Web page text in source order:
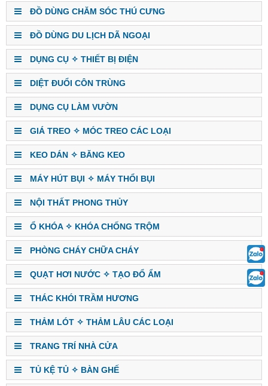
ĐỒ DÙNG CHĂM SÓC THÚ CƯNG
ĐỒ DÙNG DU LỊCH DÃ NGOẠI
DỤNG CỤ ✧ THIẾT BỊ ĐIỆN
DIỆT ĐUỔI CÔN TRÙNG
DỤNG CỤ LÀM VƯỜN
GIÁ TREO ✧ MÓC TREO CÁC LOẠI
KEO DÁN ✧ BĂNG KEO
MÁY HÚT BỤI ✧ MÁY THỔI BỤI
NỘI THẤT PHONG THỦY
Ổ KHÓA ✧ KHÓA CHỐNG TRỘM
PHÒNG CHÁY CHỮA CHÁY
QUẠT HƠI NƯỚC ✧ TẠO ĐỔ ẨM
THÁC KHÓI TRẦM HƯƠNG
THẢM LÓT ✧ THẢM LÂU CÁC LOẠI
TRANG TRÍ NHÀ CỬA
TỦ KỆ TỦ ✧ BÀN GHẾ